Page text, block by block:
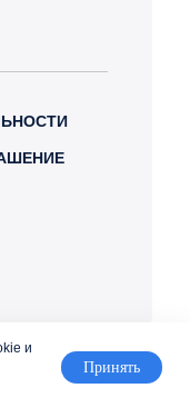
и
Принять